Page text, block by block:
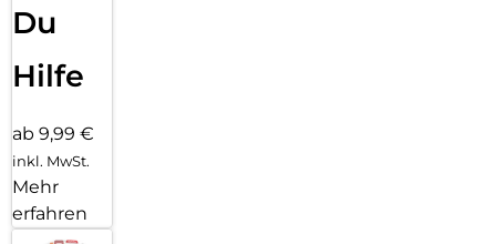
Du
Hilfe
ab 9,99 €
inkl. MwSt.
Mehr
erfahren